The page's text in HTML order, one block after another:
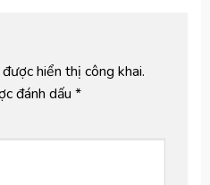
hiển thị công khai.
đánh dấu *